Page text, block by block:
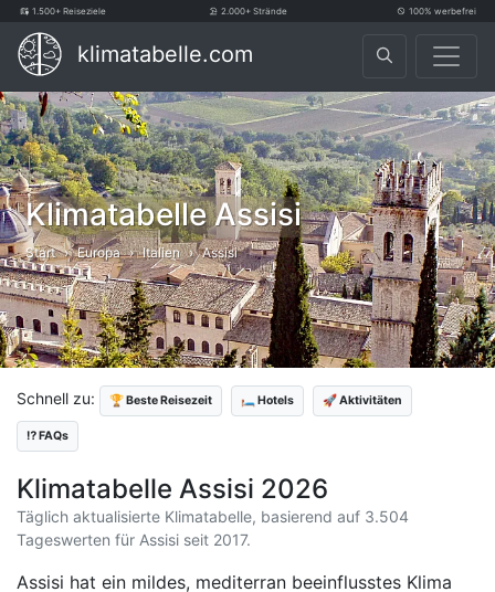
1.500+ Reiseziele 2.000+ Strände 100% werbefrei
klimatabelle.com
Klimatabelle Assisi
Start Europa Italien Assisi
Schnell zu: 🏆 Beste Reisezeit 🛏️ Hotels 🚀 Aktivitäten
⁉️ FAQs
Klimatabelle Assisi 2026
Täglich aktualisierte Klimatabelle, basierend auf 3.504
Tageswerten für Assisi seit 2017.
Assisi hat ein mildes, mediterran beeinflusstes Klima